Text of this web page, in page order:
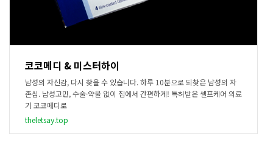
코코메디 & 미스터하이
남성의 자신감, 다시 찾을 수 있습니다. 하루 10분으로 되찾은 남성의 자
존심. 남성고민, 수술·약물 없이 집에서 간편하게! 특허받은 셀프케어 의료
기 코코메디로
theletsay.top